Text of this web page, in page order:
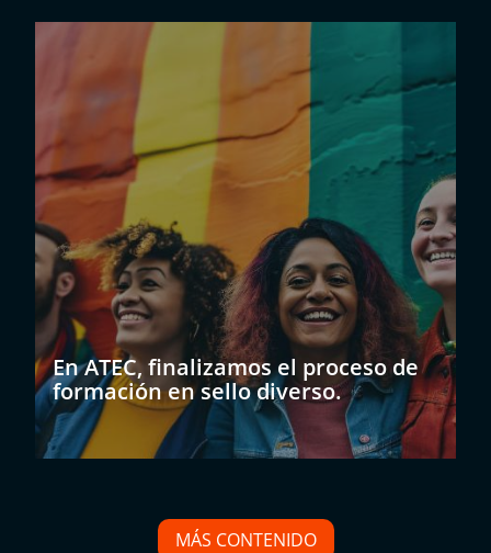
En ATEC, finalizamos el proceso de
formación en sello diverso.
MÁS CONTENIDO